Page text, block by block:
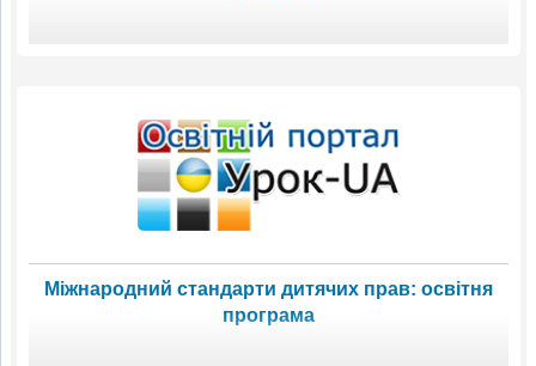
Міжнародний стандарти дитячих прав: освітня
програма